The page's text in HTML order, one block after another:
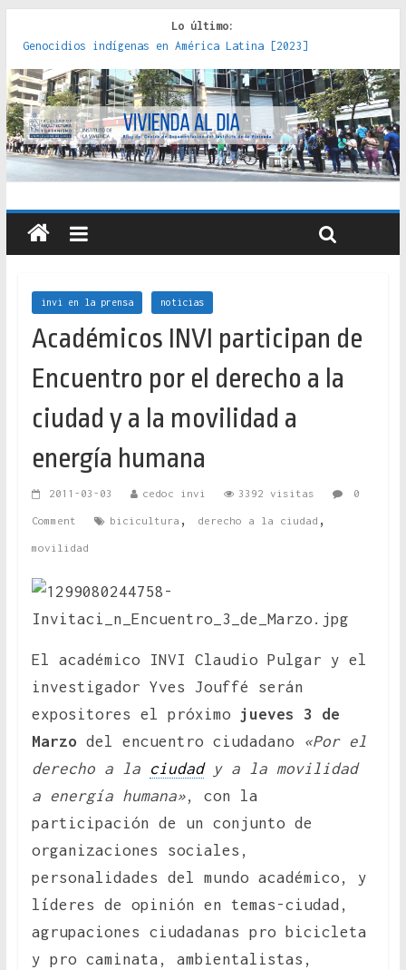
Lo último:
Genocidios indígenas en América Latina [2023]
Estudios sobre la espacialización de los Estados :
políticas, prácticas y representaciones [2022]
Donde el pedernal choca con el acero : hacia una teoría
crítica de las fronteras latinoamericanas [2020]
Criterios técnicos para una vivienda adecuada [2019]
Red de consultorios de la Caja del Seguro Obrero en
Santiago : un patrimonio emblemático [2014]
invi en la prensa noticias
Académicos INVI participan de
Encuentro por el derecho a la
ciudad y a la movilidad a
energía humana
2011-03-03 cedoc invi 3392 visitas 0
Comment bicicultura , derecho a la ciudad ,
movilidad
El académico INVI Claudio Pulgar y el
investigador Yves Jouffé serán
expositores el próximo jueves 3 de
Marzo del encuentro ciudadano
«Por el
derecho a la ciudady a la movilidad
a energía humana», con la
participación de un conjunto de
organizaciones sociales,
personalidades del mundo académico, y
líderes de opinión en temas-ciudad,
agrupaciones ciudadanas pro bicicleta
y pro caminata, ambientalistas,